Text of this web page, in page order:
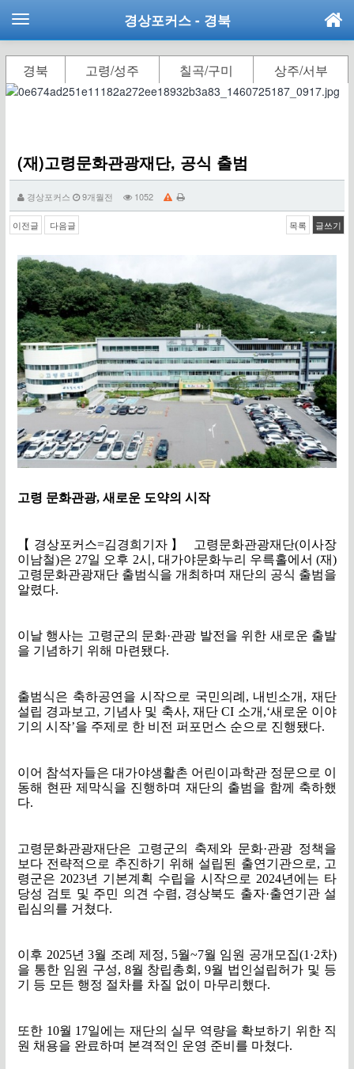
경상포커스 - 경북
경북 고령/성주 칠곡/구미 상주/서부
(재)고령문화관광재단, 공식 출범
경상포커스 9개월전 1052
이전글 다음글 목록 글쓰기
고령 문화관광, 새로운 도약의 시작
【 경상포커스=김경희기자】 고령문화관광재단(이사장
이남철)은 27일 오후 2시 , 대가야문화누리 우륵홀에서(재)
고령문화관광재단 출범식을 개최하며 재단의 공식 출범을
알렸다.
이날 행사는 고령군의 문화·관광 발전을 위한 새로운 출발
을 기념하기 위해 마련됐다.
출범식은 축하공연을 시작으로 국민의례 , 내빈소개 ,재단
설립 경과보고, 기념사 및 축사, 재단CI 소개 ,‘새로운 이야
기의 시작’을 주제로 한 비전 퍼포먼스 순으로 진행됐다.
이어 참석자들은 대가야생활촌 어린이과학관 정문으로 이
동해 현판 제막식을 진행하며 재단의 출범을 함께 축하했
다.
고령문화관광재단은 고령군의 축제와 문화·관광 정책을
보다 전략적으로 추진하기 위해 설립된 출연기관으로, 고
령군은 2023년 기본계획 수립을 시작으로 2024년에는 타
당성 검토 및 주민 의견 수렴, 경상북도 출자·출연기관 설
립심의를 거쳤다.
이후 2025년3월 조례 제정, 5월~7월 임원 공개모집(1·2차)
을 통한 임원 구성, 8월 창립총회 , 9월 법인설립허가 및 등
기 등 모든 행정 절차를 차질 없이 마무리했다.
또한 10월 17일에는 재단의 실무 역량을 확보하기 위한 직
원 채용을 완료하며 본격적인 운영 준비를 마쳤다.